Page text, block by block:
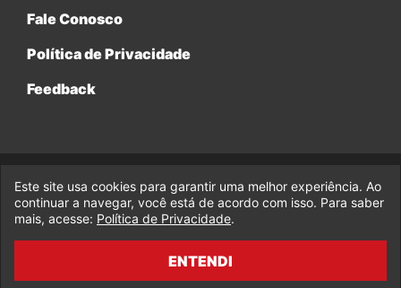
Fale Conosco
Política de Privacidade
Feedback
© 2017-2026 Legado da Marvel, uma empresa da Legado
Enterprises.
fabiolobo
Este site usa cookies para garantir uma melhor experiência. Ao
continuar a navegar, você está de acordo com isso. Para saber
mais, acesse: Política de Privacidade.
ENTENDI